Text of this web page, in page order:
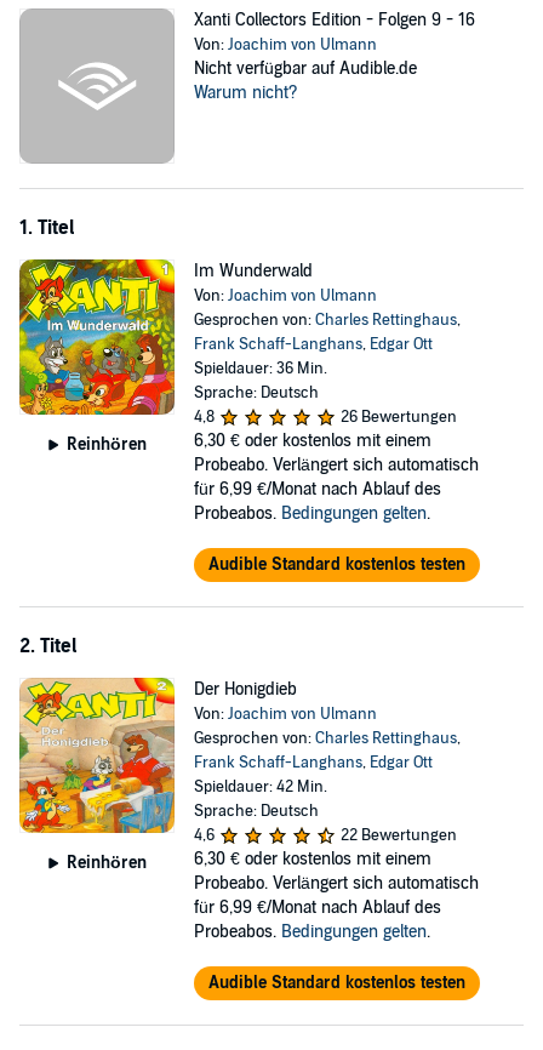
Xanti Collectors Edition - Folgen 9 - 16
Von:Joachim von Ulmann
Nicht verfügbar auf Audible.de
Warum nicht?
1. Titel
Reinhören
Im Wunderwald
Von:Joachim von Ulmann
Gesprochen von:Charles Rettinghaus,
Frank Schaff-Langhans, Edgar Ott
Spieldauer: 36 Min.
Sprache: Deutsch
4,8
26 Bewertungen
6,30 € oder kostenlos mit einem
Probeabo. Verlängert sich automatisch
für 6,99 €/Monat nach Ablauf des
Probeabos. Bedingungen gelten.
Audible Standard kostenlos testen
2. Titel
Reinhören
Der Honigdieb
Von:Joachim von Ulmann
Gesprochen von:Charles Rettinghaus,
Frank Schaff-Langhans, Edgar Ott
Spieldauer: 42 Min.
Sprache: Deutsch
4,6
22 Bewertungen
6,30 € oder kostenlos mit einem
Probeabo. Verlängert sich automatisch
für 6,99 €/Monat nach Ablauf des
Probeabos. Bedingungen gelten.
Audible Standard kostenlos testen